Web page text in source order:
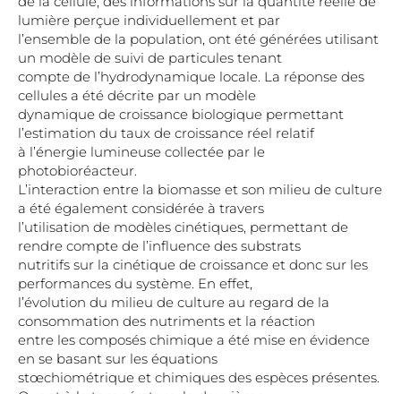
lumière perçue individuellement et par
l’ensemble de la population, ont été générées utilisant
un modèle de suivi de particules tenant
compte de l’hydrodynamique locale. La réponse des
cellules a été décrite par un modèle
dynamique de croissance biologique permettant
l’estimation du taux de croissance réel relatif
à l’énergie lumineuse collectée par le
photobioréacteur.
L’interaction entre la biomasse et son milieu de culture
a été également considérée à travers
l’utilisation de modèles cinétiques, permettant de
rendre compte de l’influence des substrats
nutritifs sur la cinétique de croissance et donc sur les
performances du système. En effet,
l’évolution du milieu de culture au regard de la
consommation des nutriments et la réaction
entre les composés chimique a été mise en évidence
en se basant sur les équations
stœchiométrique et chimiques des espèces présentes.